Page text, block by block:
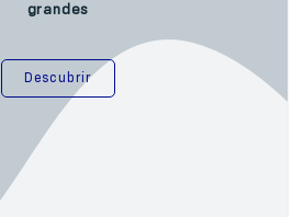
grandes
Descubrir